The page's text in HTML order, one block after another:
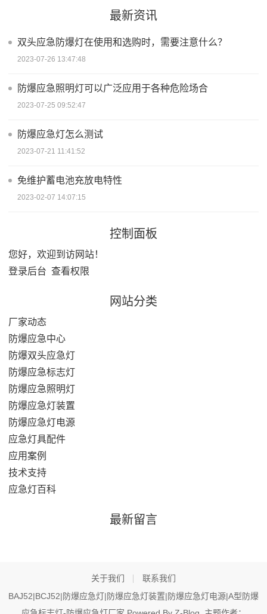
最新资讯
双头应急防爆灯在使用和选购时，需要注意什么？
2023-07-26 13:47:48
防爆应急照明灯可以广泛应用于各种危险场合
2023-07-25 09:52:47
防爆应急灯怎么测试
2023-07-21 11:41:52
免维护蓄电池充放电特性
2023-02-07 14:07:15
控制面板
您好，欢迎到访网站！
登录后台 查看权限
网站分类
厂家动态
防爆应急中心
防爆双头应急灯
防爆应急标志灯
防爆应急照明灯
防爆应急灯装置
防爆应急灯电源
应急灯具配件
应用案例
技术支持
应急灯百科
最新留言
关于我们
联系我们
BAJ52|BCJ52|防爆应急灯|防爆应急灯装置|防爆应急灯电源|A型防爆